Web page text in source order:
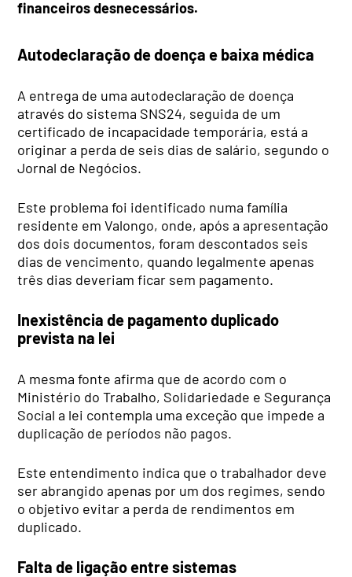
financeiros desnecessários.
Autodeclaração de doença e baixa médica
A entrega de uma autodeclaração de doença
através do sistema SNS24, seguida de um
certificado de incapacidade temporária, está a
originar a perda de seis dias de salário, segundo o
Jornal de Negócios.
Este problema foi identificado numa família
residente em Valongo, onde, após a apresentação
dos dois documentos, foram descontados seis
dias de vencimento, quando legalmente apenas
três dias deveriam ficar sem pagamento.
Inexistência de pagamento duplicado
prevista na lei
A mesma fonte afirma que de acordo com o
Ministério do Trabalho, Solidariedade e Segurança
Social a lei contempla uma exceção que impede a
duplicação de períodos não pagos.
Este entendimento indica que o trabalhador deve
ser abrangido apenas por um dos regimes, sendo
o objetivo evitar a perda de rendimentos em
duplicado.
Falta de ligação entre sistemas